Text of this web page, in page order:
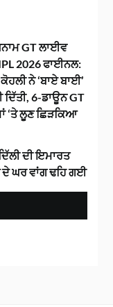
GT ਲਾਈਵ
2026 ਫਾਈਨਲ:
ਨੇ ‘ਬਾਏ ਬਾਈ’
ਦਿੱਤੀ, 6-ਡਾਊਨ GT
‘ਤੇ ਲੂਣ ਛਿੜਕਿਆ
ਦੀ ਇਮਾਰਤ
ਘਰ ਵਾਂਗ ਢਹਿ ਗਈ